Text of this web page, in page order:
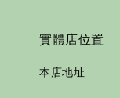
實體店位置
本店地址